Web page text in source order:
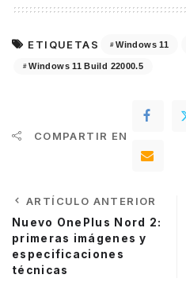
ETIQUETAS Windows 11
Windows 11 Build 22000.5
COMPARTIR EN
ARTÍCULO ANTERIOR
Nuevo OnePlus Nord 2:
primeras imágenes y
especificaciones
técnicas